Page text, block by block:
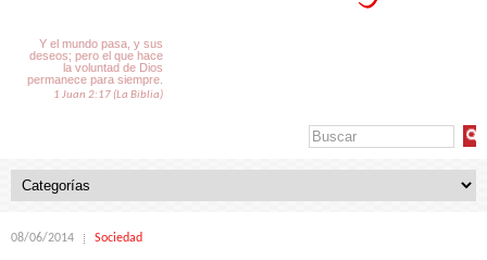
Y el mundo pasa, y sus
deseos; pero el que hace
la voluntad de Dios
permanece para siempre.
1 Juan 2:17 (La Biblia)
08/06/2014 Sociedad